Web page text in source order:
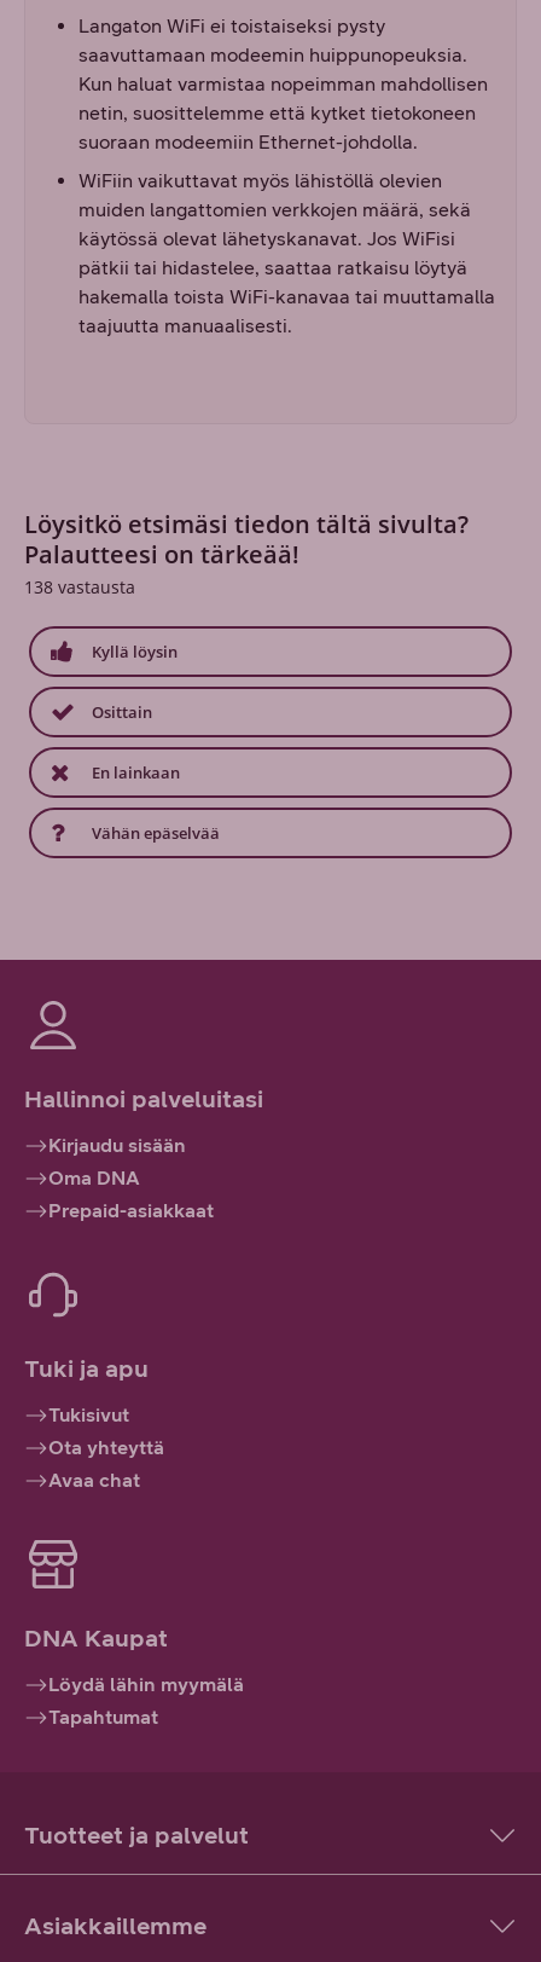
Langaton WiFi ei toistaiseksi pysty
saavuttamaan modeemin huippunopeuksia.
Kun haluat varmistaa nopeimman mahdollisen
netin, suosittelemme että kytket tietokoneen
suoraan modeemiin Ethernet-johdolla.
WiFiin vaikuttavat myös lähistöllä olevien
muiden langattomien verkkojen määrä, sekä
käytössä olevat lähetyskanavat. Jos WiFisi
pätkii tai hidastelee, saattaa ratkaisu löytyä
hakemalla toista WiFi-kanavaa tai muuttamalla
taajuutta manuaalisesti.
Löysitkö etsimäsi tiedon tältä sivulta?
Palautteesi on tärkeää!
138 vastausta
Kyllä löysin
Osittain
En lainkaan
Vähän epäselvää
Hallinnoi palveluitasi
Kirjaudu sisään
Oma DNA
Prepaid-asiakkaat
Tuki ja apu
Tukisivut
Ota yhteyttä
Avaa chat
DNA Kaupat
Löydä lähin myymälä
Tapahtumat
Tuotteet ja palvelut
Asiakkaillemme